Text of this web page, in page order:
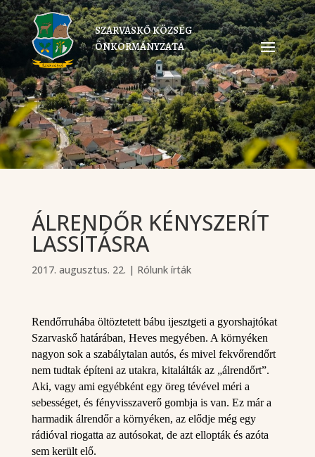
SZARVASKŐ KÖZSÉG
ÖNKORMÁNYZATA
ÁLRENDŐR KÉNYSZERÍT
LASSÍTÁSRA
2017. augusztus. 22. | Rólunk írták
Rendőrruhába öltöztetett bábu ijesztgeti a gyorshajtókat
Szarvaskő határában, Heves megyében. A környéken
nagyon sok a szabálytalan autós, és mivel fekvőrendőrt
nem tudtak építeni az utakra, kitalálták az „álrendőrt”.
Aki, vagy ami egyébként egy öreg tévével méri a
sebességet, és fényvisszaverő gombja is van. Ez már a
harmadik álrendőr a környéken, az elődje még egy
rádióval riogatta az autósokat, de azt ellopták és azóta
sem került elő.